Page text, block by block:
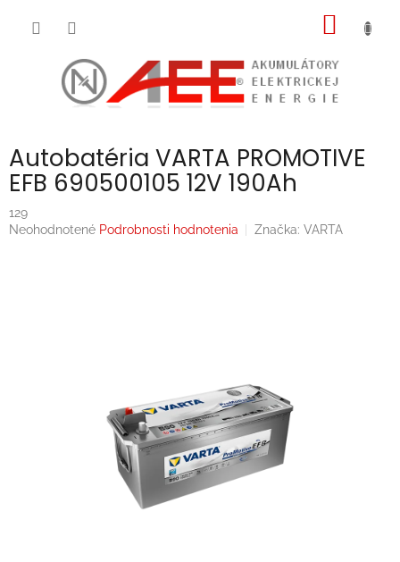
Autobatéria VARTA PROMOTIVE
EFB 690500105 12V 190Ah
129
Priemerné
Neohodnotené Podrobnosti hodnotenia Značka: VARTA